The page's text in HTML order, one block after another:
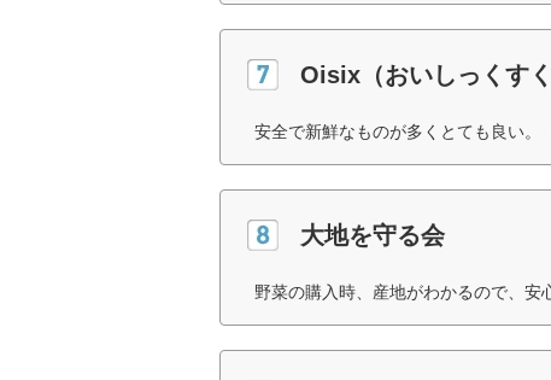
Oisix（おいしっくすく
安全で新鮮なものが多くとても良い。
大地を守る会
野菜の購入時、産地がわかるので、安